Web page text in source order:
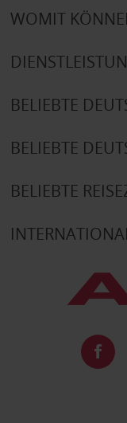
WOMIT
BELIEBTE
BELIEBTE
BELIEBTE